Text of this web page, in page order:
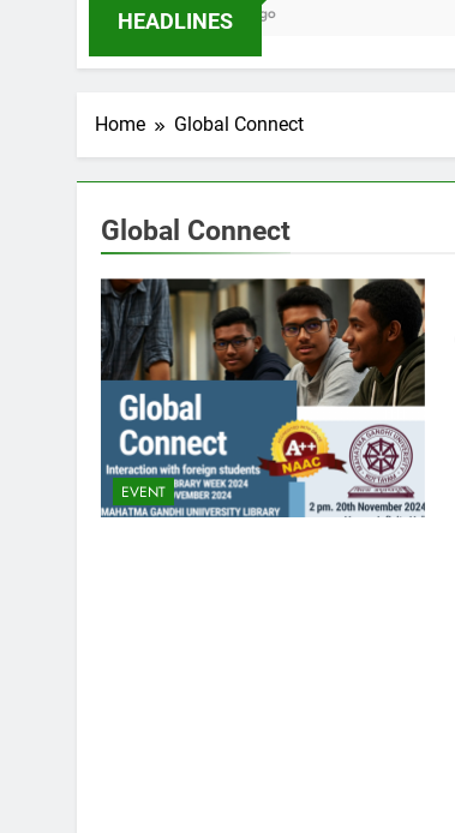
HEADLINES
1 Month Ago
Home Global Connect
Global Connect
EVENT